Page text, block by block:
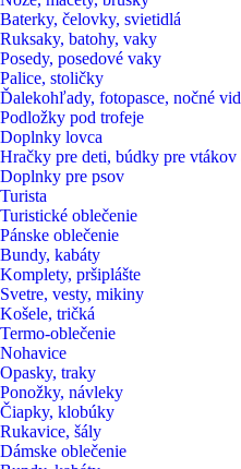
Baterky, čelovky, svietidlá
Ruksaky, batohy, vaky
Posedy, posedové vaky
Palice, stoličky
Ďalekohľady, fotopasce, nočné
Podložky pod trofeje
Doplnky lovca
Hračky pre deti, búdky pre vtákov
Doplnky pre psov
Turista
Turistické oblečenie
Pánske oblečenie
Bundy, kabáty
Komplety, pršiplášte
Svetre, vesty, mikiny
Košele, tričká
Termo-oblečenie
Nohavice
Opasky, traky
Ponožky, návleky
Čiapky, klobúky
Rukavice, šály
Dámske oblečenie